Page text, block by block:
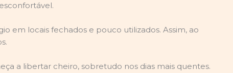
em locais fechados e pouco utilizados. Assim, ao
a libertar cheiro, sobretudo nos dias mais quentes.